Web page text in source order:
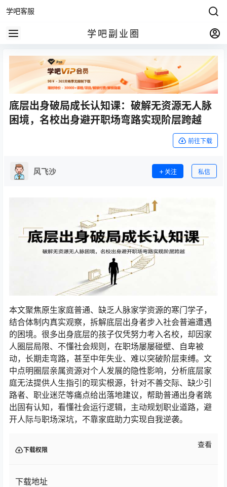
学吧客服
学吧副业圈
底层出身破局成长认知课：破解无资源无人脉
困境，名校出身避开职场弯路实现阶层跨越
前往下载
风飞沙 关注 私信
本文聚焦原生家庭普通、缺乏人脉家学资源的寒门学子，
结合体制内真实观察，拆解底层出身者步入社会普遍遭遇
的困境。很多出身底层的孩子仅凭努力考入名校，却因家
人圈层局限、不懂社会规则，在职场屡屡碰壁、自卑被
动，长期走弯路，甚至中年失业、难以突破阶层束缚。文
中点明圈层亲属资源对个人发展的隐性影响，分析底层家
庭无法提供人生指引的现实根源，针对不善交际、缺少引
路者、职业迷茫等痛点给出落地建议，帮助普通出身者跳
出固有认知，看懂社会运行逻辑，主动规划职业道路，避
开人际与职场深坑，不靠家庭助力实现自我逆袭。
下载权限
查看
下载地址